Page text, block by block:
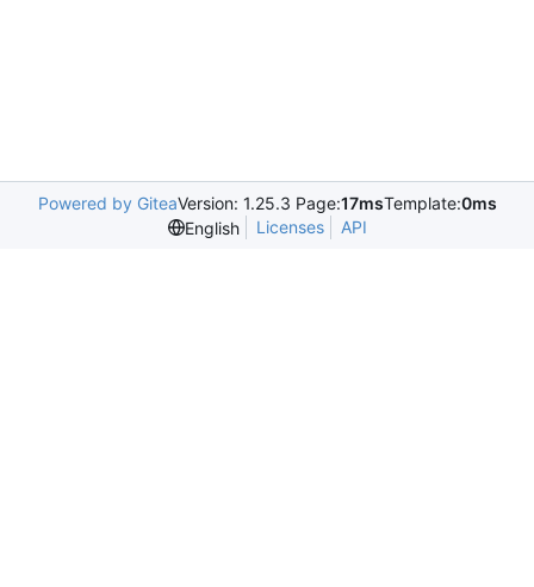
Powered by GiteaVersion: 1.25.3 Page:17msTemplate:0ms
English
Licenses API